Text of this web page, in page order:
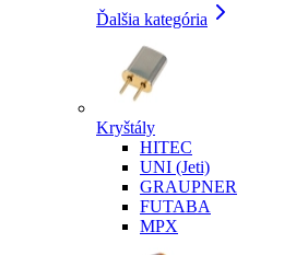
Ďalšia kategória
Kryštály
HITEC
UNI (Jeti)
GRAUPNER
FUTABA
MPX